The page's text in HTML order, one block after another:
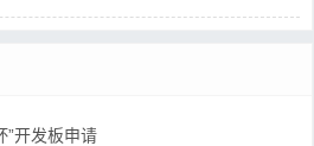
”开发板申请